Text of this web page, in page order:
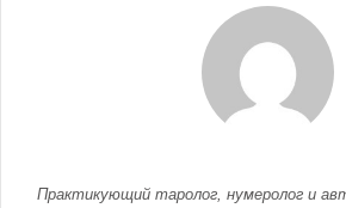
Практикующий таролог, нумеролог и